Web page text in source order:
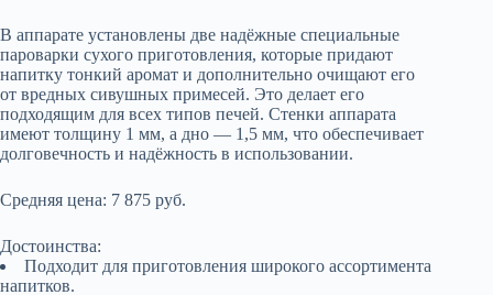
В аппарате установлены две надёжные специальные
пароварки сухого приготовления, которые придают
напитку тонкий аромат и дополнительно очищают его
от вредных сивушных примесей. Это делает его
подходящим для всех типов печей. Стенки аппарата
имеют толщину 1 мм, а дно — 1,5 мм, что обеспечивает
долговечность и надёжность в использовании.
Средняя цена: 7 875 руб.
Достоинства:
Подходит для приготовления широкого ассортимента
напитков.